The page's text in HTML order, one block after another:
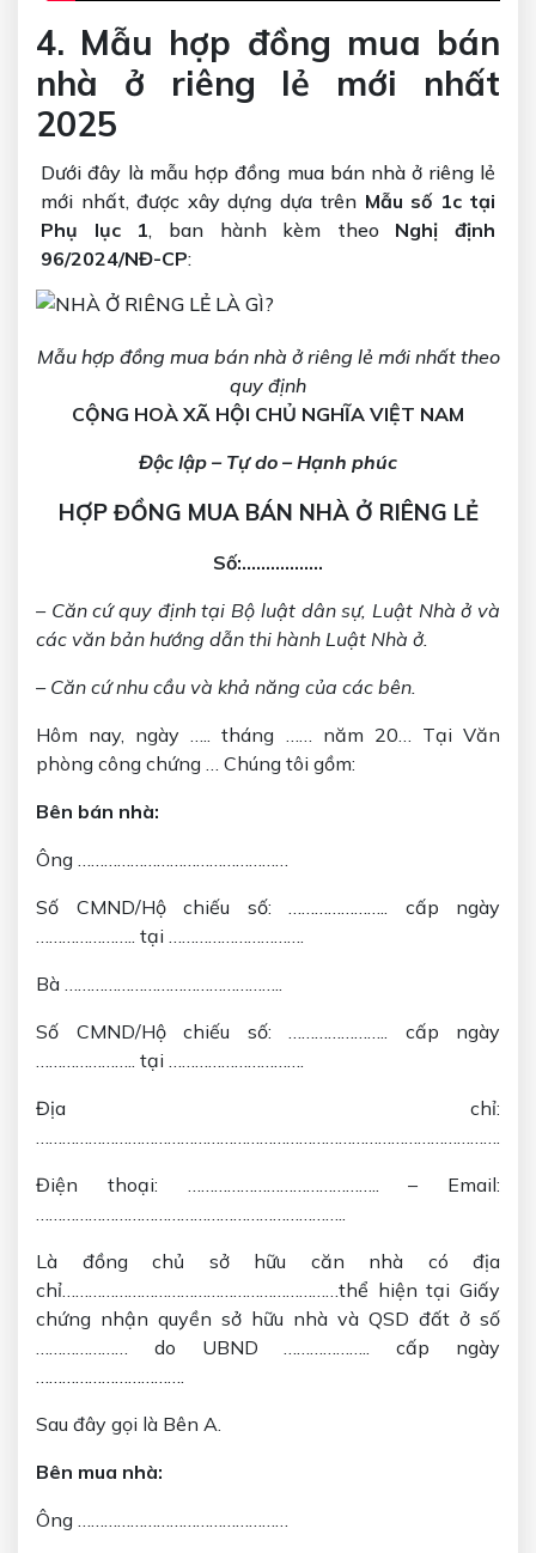
4. Mẫu hợp đồng mua bán
nhà ở riêng lẻ mới nhất
2025
Dưới đây là mẫu hợp đồng mua bán nhà ở riêng lẻ
mới nhất, được xây dựng dựa trên Mẫu số 1c tại
Phụ lục 1, ban hành kèm theo Nghị định
96/2024/NĐ-CP:
Mẫu hợp đồng mua bán nhà ở riêng lẻ mới nhất theo
quy định
CỘNG HOÀ XÃ HỘI CHỦ NGHĨA VIỆT NAM
Độc lập – Tự do – Hạnh phúc
HỢP ĐỒNG MUA BÁN NHÀ Ở RIÊNG LẺ
Số:……………..
– Căn cứ quy định tại Bộ luật dân sự, Luật Nhà ở và
các văn bản hướng dẫn thi hành Luật Nhà ở.
– Căn cứ nhu cầu và khả năng của các bên.
Hôm nay, ngày ….. tháng …… năm 20… Tại Văn
phòng công chứng … Chúng tôi gồm:
Bên bán nhà:
Ông …………………………………………
Số CMND/Hộ chiếu số: ………………….. cấp ngày
………………….. tại ………………………….
Bà …………………………………………..
Số CMND/Hộ chiếu số: ………………….. cấp ngày
………………….. tại ………………………….
Địa chỉ:
Điện thoại: …………………………………….. – Email:
Là đồng chủ sở hữu căn nhà có địa
chỉ………………………………………………………thể hiện tại Giấy
chứng nhận quyền sở hữu nhà và QSD đất ở số
………………… do UBND ……………….. cấp ngày
Sau đây gọi là Bên A.
Bên mua nhà:
Ông …………………………………………